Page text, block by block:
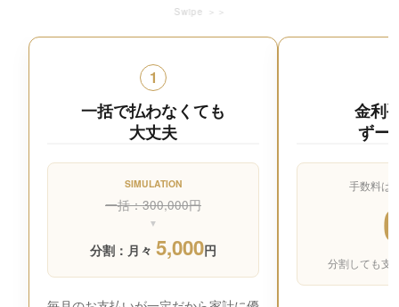
Swipe ＞＞
1
一括で払わなくても
大丈夫
SIMULATION
一括：300,000円
▼
分割：月々 5,000円
金利
ずー
手数料は
分割しても支